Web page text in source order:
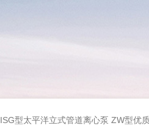
ISG型太平洋立式管道离心泵 ZW型优